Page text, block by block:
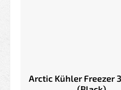
Arctic Kühler Freezer